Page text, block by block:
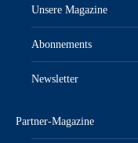
Unsere Magazine
Abonnements
Newsletter
Partner-Magazine